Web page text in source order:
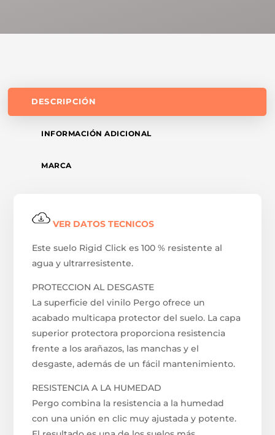
DESCRIPCIÓN
INFORMACIÓN ADICIONAL
MARCA
VER DATOS TECNICOS
Este suelo Rigid Click es 100 % resistente al
agua y ultrarresistente.
PROTECCION AL DESGASTE
La superficie del vinilo Pergo ofrece un
acabado multicapa protector del suelo. La capa
superior protectora proporciona resistencia
frente a los arañazos, las manchas y el
desgaste, además de un fácil mantenimiento.
RESISTENCIA A LA HUMEDAD
Pergo combina la resistencia a la humedad
con una unión en clic muy ajustada y potente.